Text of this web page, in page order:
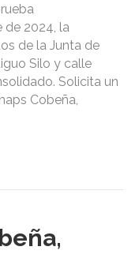
de 2024, la
de la Junta de
Silo y calle
Solicita un
Cobeña,